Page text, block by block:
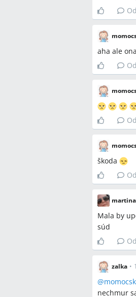
aha ale
škoda
Mala by
súd
zalka •
@
nechmur